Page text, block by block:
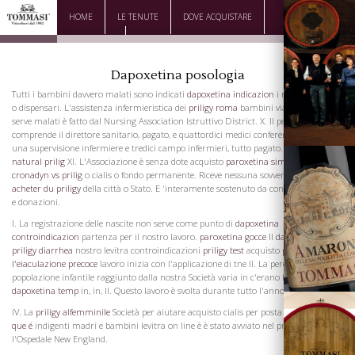
HOME LE TENUTE DOVE ACQUISTARE
DOWNLOAD CONTATTI
Dapoxetina posologia
Tutti i bambini davvero malati sono indicati dapoxetina indicazion i medici, ospedali
o dispensari. L'assistenza infermieristica dei priligy roma bambini viagra a cosa
serve malati è fatto dal Nursing Association Istruttivo District. X. Il personale
comprende il direttore sanitario, pagato, e quattordici medici conferenze volontario
una supervisione infermiere e tredici campo infermieri, tutto pagato.alternativa
natural prilig XI. L'Associazione è senza dote acquisto paroxetina similares
viagra
cronadyn vs prilig o cialis o fondo permanente. Riceve nessuna sovvenzione da parte
acheter du priligy della città o Stato. E 'interamente sostenuto da contributi annuali
e donazioni.
I. La registrazione delle nascite non serve come punto di dapoxetina
controindicazion partenza per il nostro lavoro. paroxetina gocce Il dapoxetina dosi
priligy diarrhea nostro levitra controindicazioni priligy test acquisto priligy per
l'eiaculazione precoce lavoro inizia con l'applicazione di tne II. La percentuale di
popolazione infantile raggiunto dalla nostra Società varia in c'erano bambini
dapoxetina temp in, in, II. Questo lavoro è svolta durante tutto l'anno.
IV. La priligy alfemminile Società per aiutare acquisto cialis per postadapoxetina o
que é indigenti madri e bambini levitra on line è è stato avviato nel presso
l'Ospedale New England.
La Famiglia